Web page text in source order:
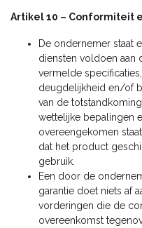
Artikel 10 – Conformiteit
De ondernemer staat
diensten voldoen aan
vermelde
deugdelijkheid en/of
van de
wettelijke bepalingen
overeengekomen
dat het product
gebruik.
Een door de
garantie doet niets af
vorderingen die de
overeenkomst